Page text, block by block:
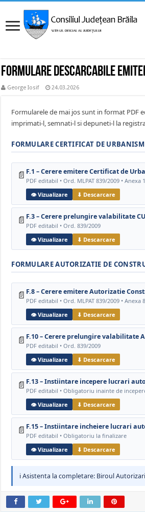
Formulare descarcabile
George Iosif 24.03.2026
Formularele de mai jos sunt in format PDF
imprimati-l, semnati-l si depuneti-l la
FORMULARE CERTIFICAT DE URBANISM
📄 F.1 – Cerere emitere Certificat de
PDF editabil • Ord. MLPAT 839/2009 • Anexa 1
👁 Vizualizare
⬇ Descarcare
📄 F.3 – Cerere prelungire valabilitate CU
PDF editabil • Ord. 839/2009
👁 Vizualizare
⬇ Descarcare
FORMULARE AUTORIZATIE DE
📄 F.8 – Cerere emitere Autorizatie
PDF editabil • Ord. MLPAT 839/2009 • Anexa 8
👁 Vizualizare
⬇ Descarcare
📄 F.10 – Cerere prelungire valabilitate
PDF editabil • Ord. 839/2009
👁 Vizualizare
⬇ Descarcare
📄 F.13 – Instiintare incepere lucrari
PDF editabil • Obligatoriu inainte de
👁 Vizualizare
⬇ Descarcare
📄 F.15 – Instiintare incheiere lucrari
PDF editabil • Obligatoriu la finalizare
👁 Vizualizare
⬇ Descarcare
ℹ Asistenta la completare: Biroul